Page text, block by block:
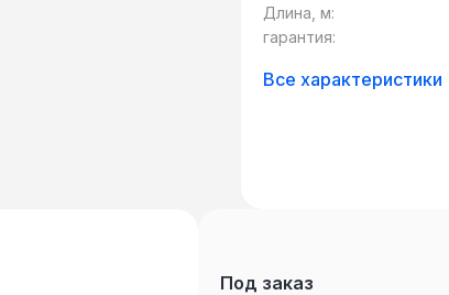
Длина, м:
гарантия:
Все характеристики
Под заказ